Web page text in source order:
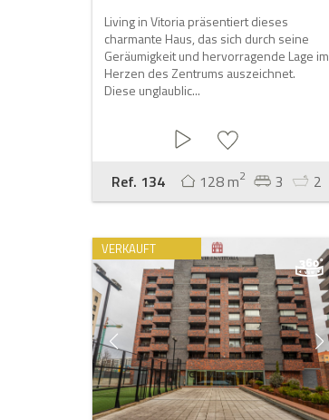
Living in Vitoria präsentiert dieses
charmante Haus, das sich durch seine
Geräumigkeit und hervorragende Lage im
Herzen des Zentrums auszeichnet.
Diese unglaublic...
Ref. 134 128 m2 3 2
VERKAUFT